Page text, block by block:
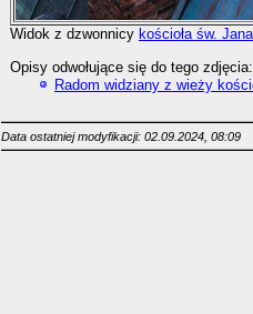
Widok z dzwonnicy kościoła św. Jana
Opisy odwołujące się do tego zdjęcia:
Radom widziany z wieży
Data ostatniej modyfikacji: 02.09.2024, 08:09